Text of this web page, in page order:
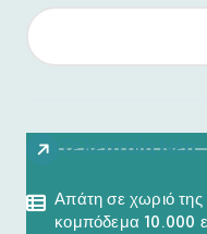
Τελευταία Νέα
Απάτη σε χωριό
κομπόδεμα 10.000